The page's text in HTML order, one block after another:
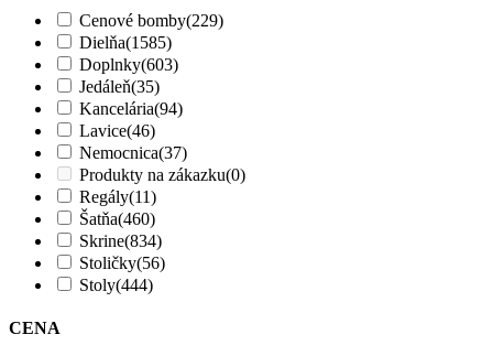
Cenové bomby(229)
Dielňa(1585)
Doplnky(603)
Jedáleň(35)
Kancelária(94)
Lavice(46)
Nemocnica(37)
Produkty na zákazku(0)
Regály(11)
Šatňa(460)
Skrine(834)
Stoličky(56)
Stoly(444)
CENA